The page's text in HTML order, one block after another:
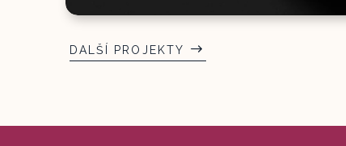
DALŠÍ PROJEKTY